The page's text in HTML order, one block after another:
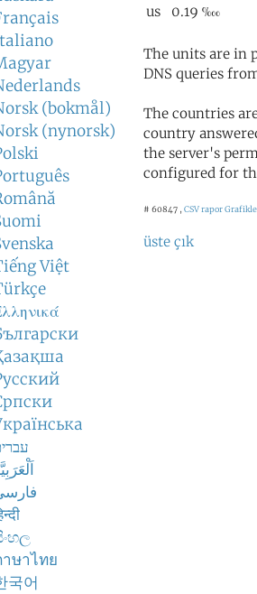
(bokmål)
(nynorsk)
Việt
ษาไทย
국어
The units are in
DNS queries
The countries
country
the server's
configured for
# 60847 , CSV rapor
üste çık